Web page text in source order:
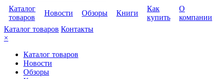
Каталог
товаров
Новости Обзоры Книги
Как
купить
О
компании
Каталог товаров Контакты
×
Каталог товаров
Новости
Обзоры